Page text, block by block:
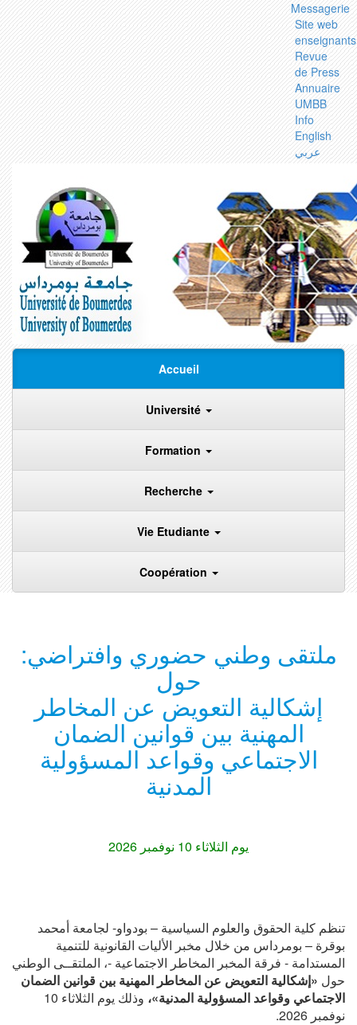
Messagerie
Site web
enseignants
Revue
de Press
Annuaire
UMBB
Info
English
عربي
Accueil
Université
Formation
Recherche
Vie Etudiante
Coopération
:ملتقى وطني حضوري وافتراضي
حول
إشكالية التعويض عن المخاطر
المهنية بين قوانين الضمان
الاجتماعي وقواعد المسؤولية
المدنية
يوم الثلاثاء 10 نوفمبر 2026
تنظم كلية الحقوق والعلوم السياسية – بودواو- لجامعة أمحمد
بوقرة – بومرداس من خلال مخبر الأليات القانونية للتنمية
المستدامة - فرقة المخبر المخاطر الاجتماعية -، الملتقــى الوطني
حول «إشكالية التعويض عن المخاطر المهنية بين قوانين الضمان
الاجتماعي وقواعد المسؤولية المدنية»،
وذلك يوم الثلاثاء 10
نوفمبر 2026.